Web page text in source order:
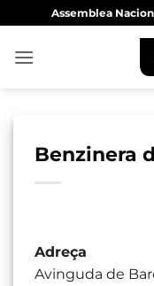
content
Assemblea
Benzinera
Adreça
Avinguda de